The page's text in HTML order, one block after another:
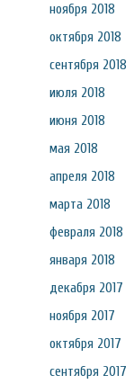
ноября 2018
октября 2018
сентября 2018
июля 2018
июня 2018
мая 2018
апреля 2018
марта 2018
февраля 2018
января 2018
декабря 2017
ноября 2017
октября 2017
сентября 2017